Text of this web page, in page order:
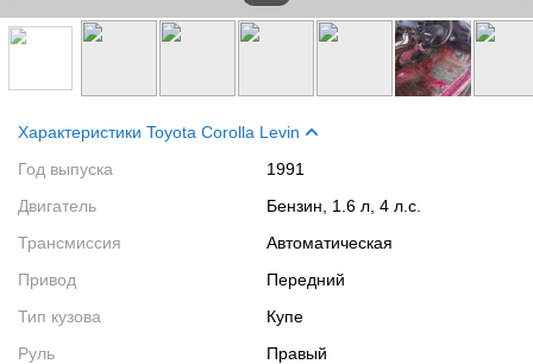
Характеристики Toyota Corolla Levin
Год выпуска
1991
Двигатель
Бензин, 1.6 л, 4 л.с.
Трансмиссия
Автоматическая
Привод
Передний
Тип кузова
Купе
Руль
Правый